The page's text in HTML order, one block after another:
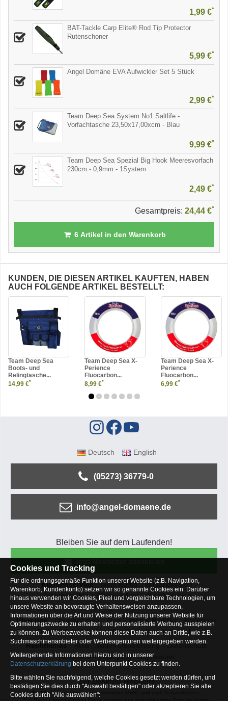
1,99 €*
BAT-Tackle Carp Elite® Rod Tip Protector
Rutenschoner
5,99 €*
Angel Domäne EVA Aufwickler Set 5 Stück
2,99 €*
Team Deep Sea System No1 Saltlife -
Vorfachtasche 23,50x17,00xcm - Blau
9,99 €*
Team Deep Sea Spezial Big Hook Meeresvorfach
230cm - 0,9mm - 1System
2,49 €*
Gesamtpreis: 24,44 €*
6Artikel in den Warenkorb
KUNDEN, DIE DIESEN ARTIKEL KAUFTEN, HABEN
AUCH FOLGENDE ARTIKEL BESTELLT:
Team Deep Sea
Boots- und
Relingtasche...
14,99 €*
Team Deep Sea X-
Perience
Fluocarbon...
8,99 €*
Team Deep Sea X-
Perience
Fluocarbon...
6,99 €*
Deutsch English
(05273) 36779-0
info@angel-domaene.de
Bleiben Sie auf dem Laufenden!
Kundenservice Mein Konto
Versandkosten
Zahlungsarten
Rücksendung
Kaufberatung
Häufige Fragen
Über uns
Unternehmen Blog Jobs & Praktika
Facebook
Osterfeldsee
Archiv Sitemap
Kontaktformular
Rechtliches
AGB Widerrufsbelehrung
Datenschutz
Altbatterie-Entsorgung
Impressum
Zur Desktop Webseite
* = Alle Preisangaben inkl. gesetzlicher MwSt. und zzgl.
Cookies und Tracking
Für die ordnungsgemäße Funktion unserer Website (z.B. Navigation,
Warenkorb, Kundenkonto) setzen wir so genannte Cookies ein. Darüber
hinaus verwenden wir Cookies, Pixel und vergleichbare Technologien, um
unsere Website an bevorzugte Verhaltensweisen anzupassen,
Informationen über die Art und Weise der Nutzung unserer Website für
Optimierungszwecke zu erhalten und personalisierte Werbung ausspielen
zu können. Zu Werbezwecke können diese Daten auch an Dritte, wie z.B.
Suchmaschinenanbieter oder Werbeagenturen weitergegeben werden.
Weitergehende Informationen hierzu sind in unserer
Datenschutzerklärung bei dem Unterpunkt Cookies zu finden.
Bitte wählen Sie nachfolgend, welche Cookies gesetzt werden dürfen, und
bestätigen Sie dies durch "Auswahl bestätigen" oder akzeptieren Sie alle
Cookies durch "Alle auswählen":